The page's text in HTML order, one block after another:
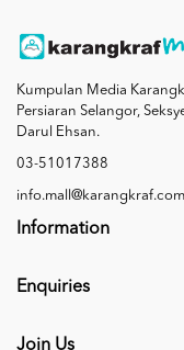
Kumpulan Media
Persiaran Selangor,
Darul Ehsan.
03-51017388
info.mall@karangkraf.com
Information
Enquiries
Join Us